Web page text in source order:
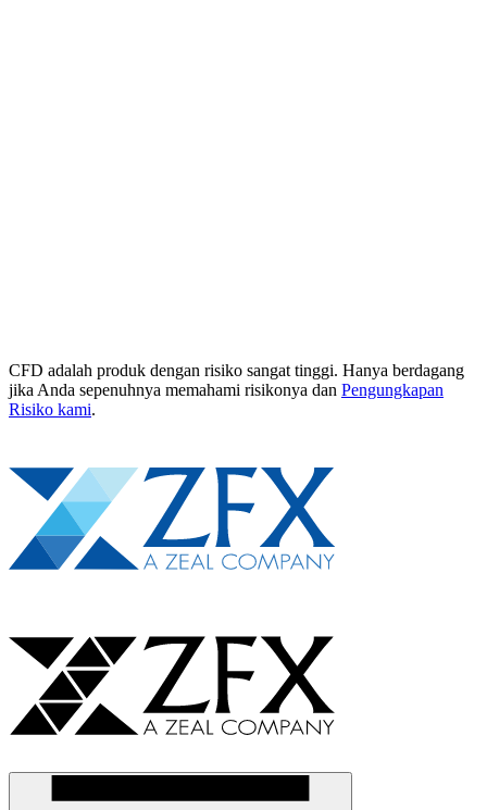
CFD adalah produk dengan risiko sangat tinggi. Hanya berdagang
jika Anda sepenuhnya memahami risikonya dan Pengungkapan
Risiko kami.